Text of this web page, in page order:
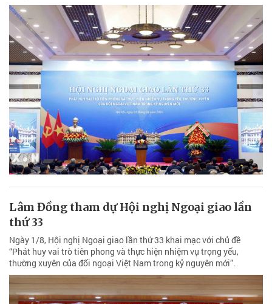
Lâm Đồng tham dự Hội nghị Ngoại giao lần
thứ 33
Ngày 1/8, Hội nghị Ngoại giao lần thứ 33 khai mạc với chủ đề
“Phát huy vai trò tiên phong và thực hiện nhiệm vụ trọng yếu,
thường xuyên của đối ngoại Việt Nam trong kỷ nguyên mới”.